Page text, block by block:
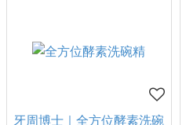
牙周博士｜全方位酵素洗碗